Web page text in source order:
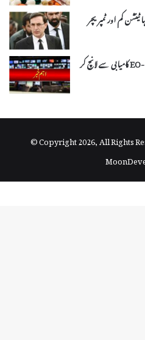
کم اور ٹمپریچر
سپارکو نے پاکستان کا دوسرا مقامی سیٹلائٹ EO-2 کامیابی سے لانچ کر
© Copyright 2026, All Rights